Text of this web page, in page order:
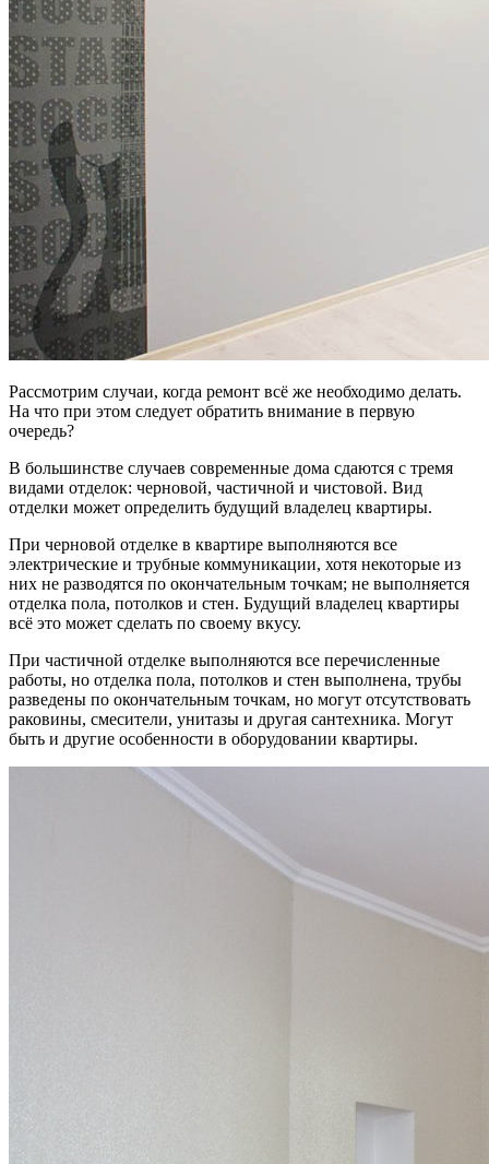
Рассмотрим случаи, когда ремонт всё же необходимо делать.
На что при этом следует обратить внимание в первую
очередь?
В большинстве случаев современные дома сдаются с тремя
видами отделок: черновой, частичной и чистовой. Вид
отделки может определить будущий владелец квартиры.
При черновой отделке в квартире выполняются все
электрические и трубные коммуникации, хотя некоторые из
них не разводятся по окончательным точкам; не выполняется
отделка пола, потолков и стен. Будущий владелец квартиры
всё это может сделать по своему вкусу.
При частичной отделке выполняются все перечисленные
работы, но отделка пола, потолков и стен выполнена, трубы
разведены по окончательным точкам, но могут отсутствовать
раковины, смесители, унитазы и другая сантехника. Могут
быть и другие особенности в оборудовании квартиры.